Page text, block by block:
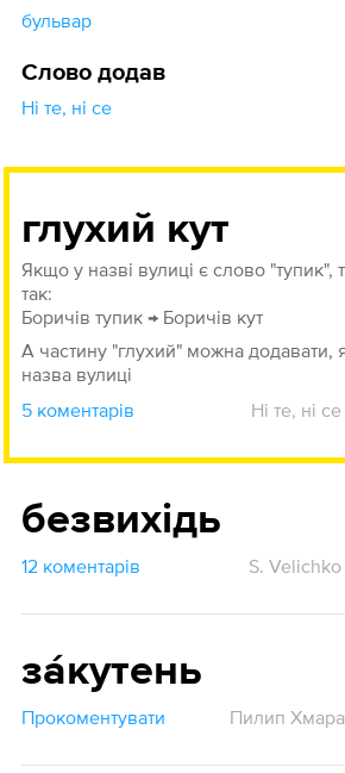
бульвар
Слово додав
Ні те, ні се
глухий кут
Якщо у назві вулиці є слово "тупик",
так:
Боричів тупик → Боричів кут
А частину "глухий" можна
назва вулиці
5 коментарів
Ні те, ні се
безвихідь
12 коментарів S. Velichko
за́кутень
Прокоментувати Пилип Хмара